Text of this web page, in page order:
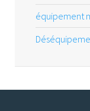
équipement